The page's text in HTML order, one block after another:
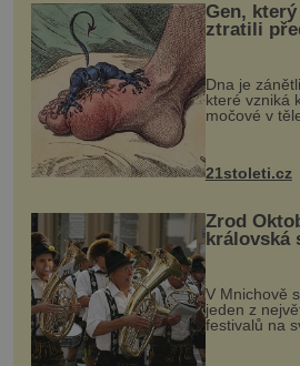
Gen,
ztratili
mohl
„nemoci
Dna je
které vzniká
močové v
nohou, a
21stoleti.cz
Zrod
královská
festival
V Mnichově
jeden z
festivalů na
návštěvníků,